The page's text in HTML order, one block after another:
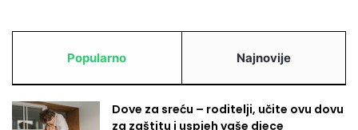
Popularno Najnovije
Dove za sreću – roditelji, učite ovu dovu
za zaštitu i uspjeh vaše djece